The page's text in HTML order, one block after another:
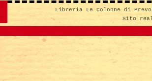
Libreria Le Colonne di
Sito